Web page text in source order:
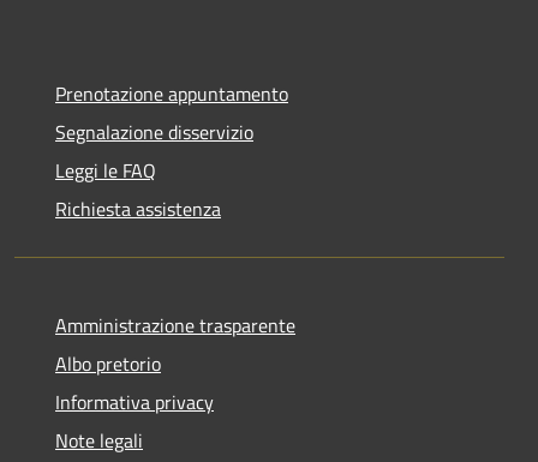
Prenotazione appuntamento
Segnalazione disservizio
Leggi le FAQ
Richiesta assistenza
Amministrazione trasparente
Albo pretorio
Informativa privacy
Note legali